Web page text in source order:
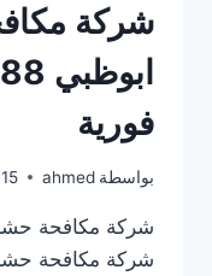
شركة
فورية
بواسطة ahmed 15 فبراير، 2026
شركة مكافحة